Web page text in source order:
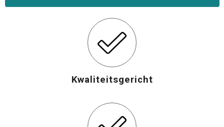
Kwaliteitsgericht